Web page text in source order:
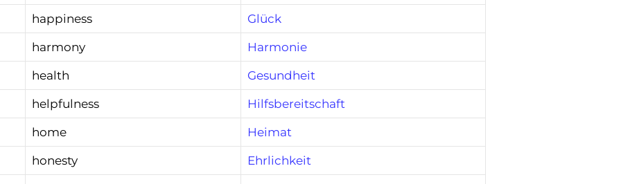
happiness Glück
harmony Harmonie
health Gesundheit
helpfulness Hilfsbereitschaft
home Heimat
honesty Ehrlichkeit